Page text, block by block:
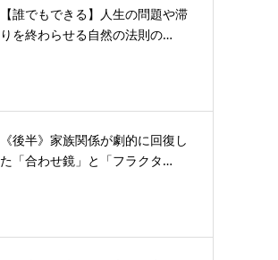
【誰でもできる】人生の問題や滞
りを終わらせる自然の法則の…
《後半》家族関係が劇的に回復し
た「合わせ鏡」と「フラクタ…